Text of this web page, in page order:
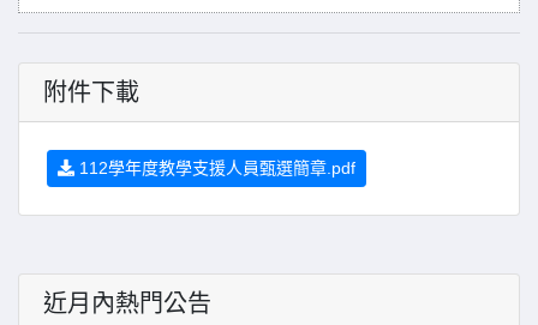
附件下載
112學年度教學支援人員甄選簡章.pdf
近月內熱門公告